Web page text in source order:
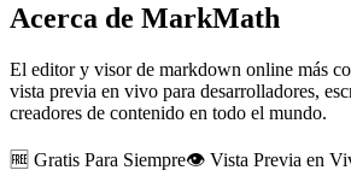
Acerca de MarkMath
El editor y visor de markdown online más
vista previa en vivo para desarrolladores,
creadores de contenido en todo el mundo.
🆓 Gratis Para Siempre👁️ Vista Previa en